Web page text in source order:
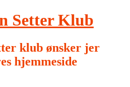
Setter Klub
klub ønsker jer
hjemmeside